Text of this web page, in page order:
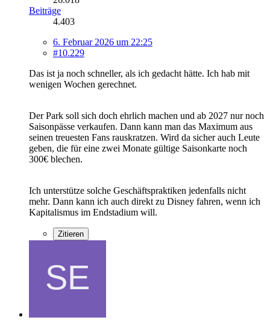
Beiträge
4.403
6. Februar 2026 um 22:25
#10.229
Das ist ja noch schneller, als ich gedacht hätte. Ich hab mit
wenigen Wochen gerechnet.
Der Park soll sich doch ehrlich machen und ab 2027 nur noch
Saisonpässe verkaufen. Dann kann man das Maximum aus
seinen treuesten Fans rauskratzen. Wird da sicher auch Leute
geben, die für eine zwei Monate gültige Saisonkarte noch
300€ blechen.
Ich unterstütze solche Geschäftspraktiken jedenfalls nicht
mehr. Dann kann ich auch direkt zu Disney fahren, wenn ich
Kapitalismus im Endstadium will.
Zitieren